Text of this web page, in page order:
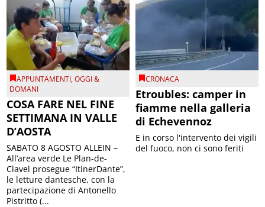
APPUNTAMENTI,OGGI &
DOMANI
COSA FARE NEL FINE
SETTIMANA IN VALLE
D’AOSTA
SABATO 8 AGOSTO ALLEIN –
All’area verde Le Plan-de-
Clavel prosegue “ItinerDante”,
le letture dantesche, con la
partecipazione di Antonello
Pistritto (...
CRONACA
Etroubles: camper in
fiamme nella galleria
di Echevennoz
E in corso l'intervento dei vigili
del fuoco, non ci sono feriti